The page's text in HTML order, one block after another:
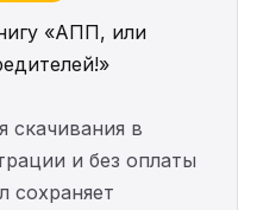
«АПП, или
скачивания в
и без оплаты
сохраняет